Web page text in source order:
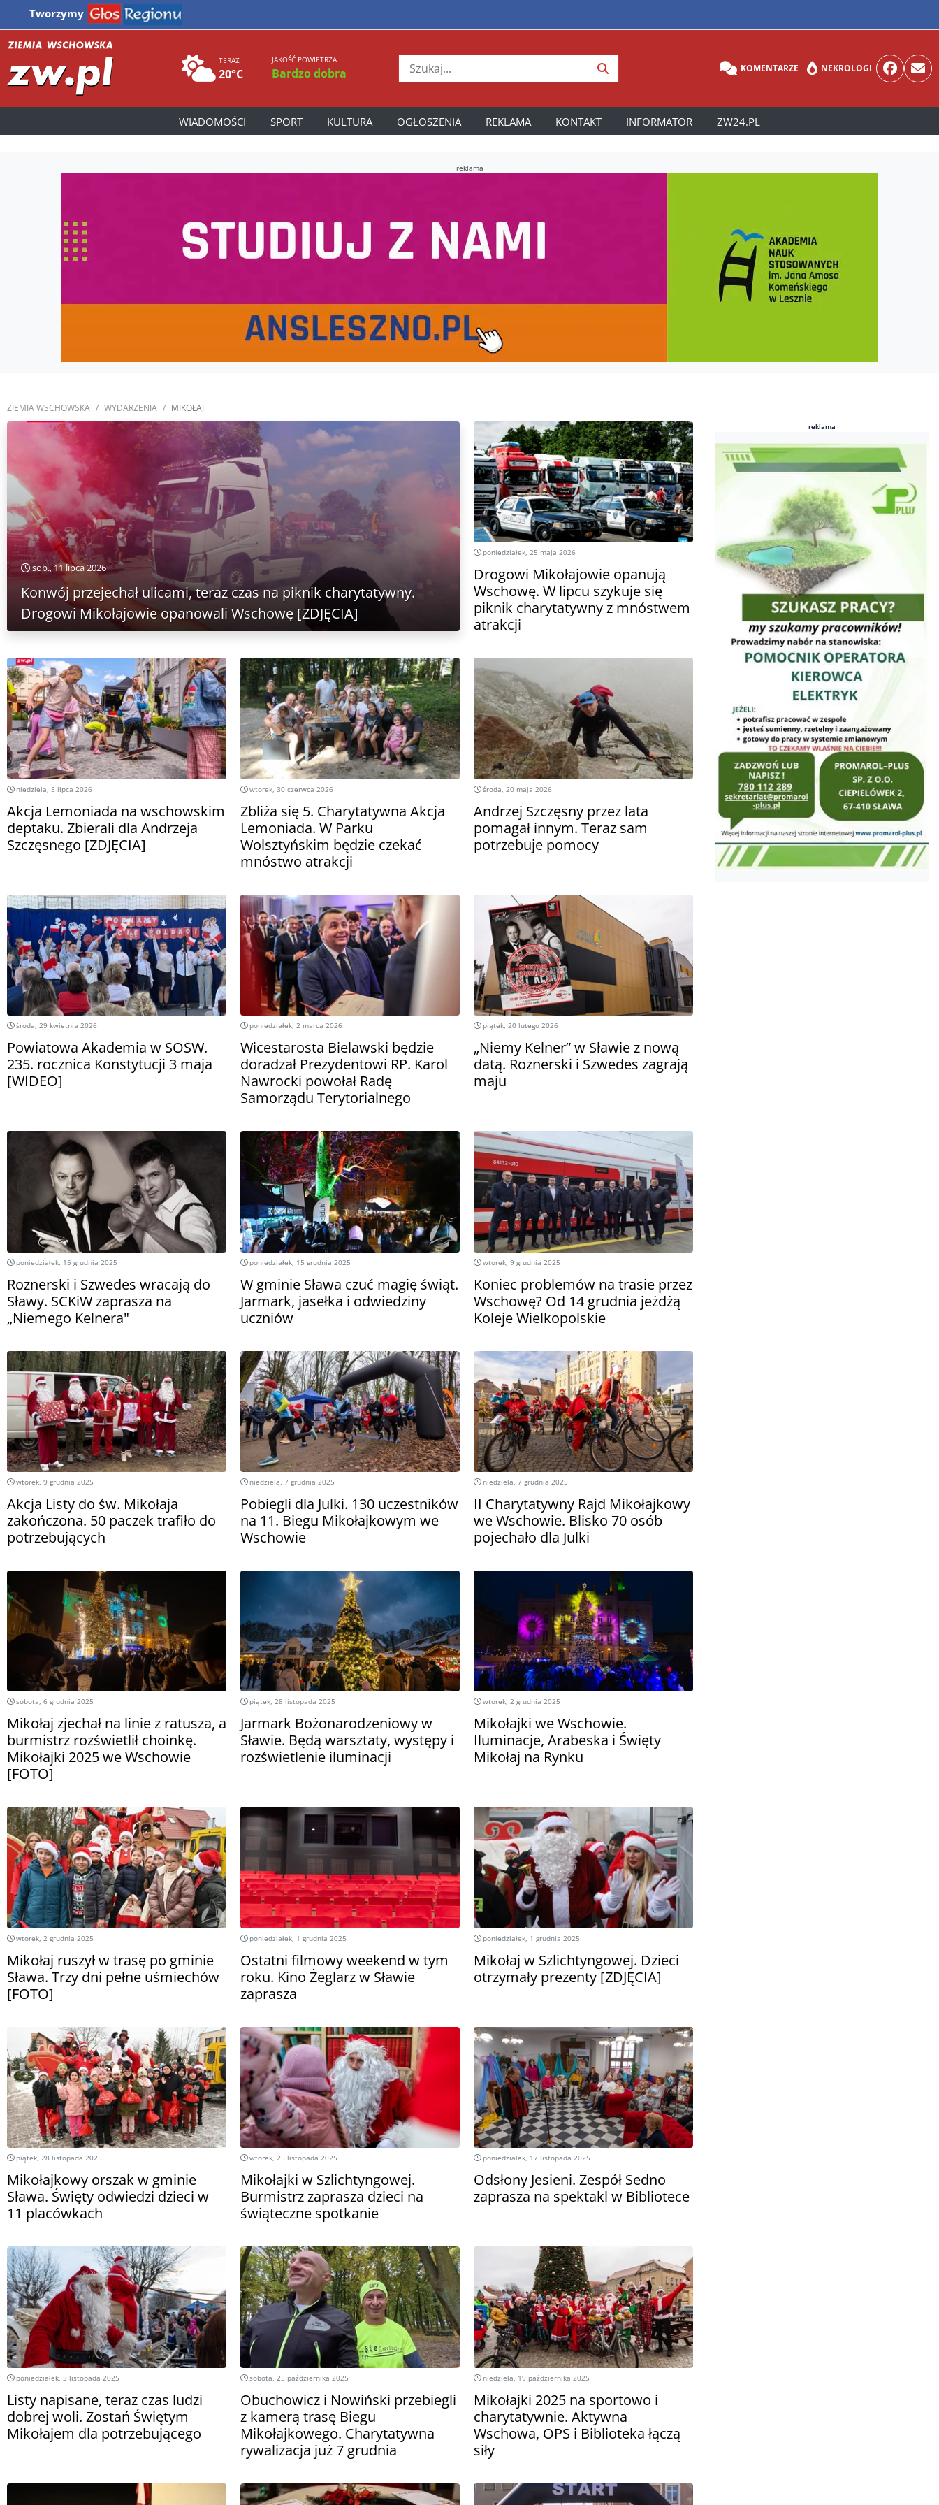
Tworzymy
TERAZ
20°C
JAKOŚĆ POWIETRZA
Bardzo dobra KOMENTARZE NEKROLOGI
WIADOMOŚCI SPORT KULTURA OGŁOSZENIA REKLAMA KONTAKT INFORMATOR ZW24.PL
reklama
ZIEMIA WSCHOWSKA WYDARZENIA MIKOŁAJ
sob., 11 lipca 2026
Konwój przejechał ulicami, teraz czas na piknik charytatywny.
Drogowi Mikołajowie opanowali Wschowę [ZDJĘCIA]
poniedziałek, 25 maja 2026
Drogowi Mikołajowie opanują
Wschowę. W lipcu szykuje się
piknik charytatywny z mnóstwem
atrakcji
niedziela, 5 lipca 2026
Akcja Lemoniada na wschowskim
deptaku. Zbierali dla Andrzeja
Szczęsnego [ZDJĘCIA]
wtorek, 30 czerwca 2026
Zbliża się 5. Charytatywna Akcja
Lemoniada. W Parku
Wolsztyńskim będzie czekać
mnóstwo atrakcji
środa, 20 maja 2026
Andrzej Szczęsny przez lata
pomagał innym. Teraz sam
potrzebuje pomocy
środa, 29 kwietnia 2026
Powiatowa Akademia w SOSW.
235. rocznica Konstytucji 3 maja
[WIDEO]
poniedziałek, 2 marca 2026
Wicestarosta Bielawski będzie
doradzał Prezydentowi RP. Karol
Nawrocki powołał Radę
Samorządu Terytorialnego
piątek, 20 lutego 2026
„Niemy Kelner” w Sławie z nową
datą. Roznerski i Szwedes zagrają
maju
poniedziałek, 15 grudnia 2025
Roznerski i Szwedes wracają do
Sławy. SCKiW zaprasza na
„Niemego Kelnera"
poniedziałek, 15 grudnia 2025
W gminie Sława czuć magię świąt.
Jarmark, jasełka i odwiedziny
uczniów
wtorek, 9 grudnia 2025
Koniec problemów na trasie przez
Wschowę? Od 14 grudnia jeżdżą
Koleje Wielkopolskie
wtorek, 9 grudnia 2025
Akcja Listy do św. Mikołaja
zakończona. 50 paczek trafiło do
potrzebujących
niedziela, 7 grudnia 2025
Pobiegli dla Julki. 130 uczestników
na 11. Biegu Mikołajkowym we
Wschowie
niedziela, 7 grudnia 2025
II Charytatywny Rajd Mikołajkowy
we Wschowie. Blisko 70 osób
pojechało dla Julki
sobota, 6 grudnia 2025
Mikołaj zjechał na linie z ratusza, a
burmistrz rozświetlił choinkę.
Mikołajki 2025 we Wschowie
[FOTO]
piątek, 28 listopada 2025
Jarmark Bożonarodzeniowy w
Sławie. Będą warsztaty, występy i
rozświetlenie iluminacji
wtorek, 2 grudnia 2025
Mikołajki we Wschowie.
Iluminacje, Arabeska i Święty
Mikołaj na Rynku
wtorek, 2 grudnia 2025
Mikołaj ruszył w trasę po gminie
Sława. Trzy dni pełne uśmiechów
[FOTO]
poniedziałek, 1 grudnia 2025
Ostatni filmowy weekend w tym
roku. Kino Żeglarz w Sławie
zaprasza
poniedziałek, 1 grudnia 2025
Mikołaj w Szlichtyngowej. Dzieci
otrzymały prezenty [ZDJĘCIA]
piątek, 28 listopada 2025
Mikołajkowy orszak w gminie
Sława. Święty odwiedzi dzieci w
11 placówkach
wtorek, 25 listopada 2025
Mikołajki w Szlichtyngowej.
Burmistrz zaprasza dzieci na
świąteczne spotkanie
poniedziałek, 17 listopada 2025
Odsłony Jesieni. Zespół Sedno
zaprasza na spektakl w Bibliotece
poniedziałek, 3 listopada 2025
Listy napisane, teraz czas ludzi
dobrej woli. Zostań Świętym
Mikołajem dla potrzebującego
sobota, 25 października 2025
Obuchowicz i Nowiński przebiegli
z kamerą trasę Biegu
Mikołajkowego. Charytatywna
rywalizacja już 7 grudnia
niedziela, 19 października 2025
Mikołajki 2025 na sportowo i
charytatywnie. Aktywna
Wschowa, OPS i Biblioteka łączą
siły
reklama
reklama